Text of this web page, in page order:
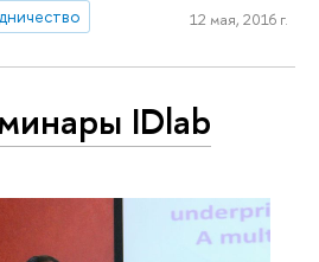
12 мая, 2016 г.
IDlab